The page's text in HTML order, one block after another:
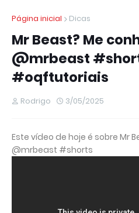
Página inicial Dicas
Mr Beast? Me
@mrbeast
#oqftutoriais
Rodrigo 3/05/2025
Este vídeo de hoje é sobre Mr
@mrbeast #shorts